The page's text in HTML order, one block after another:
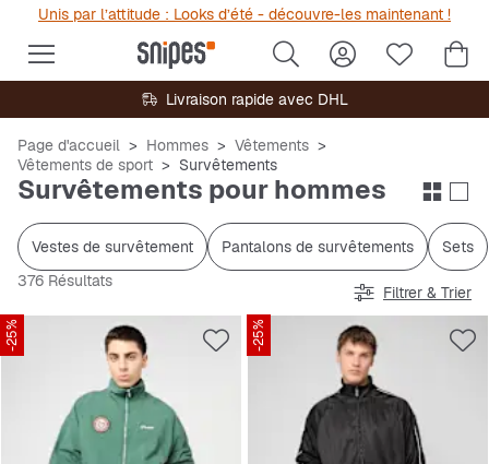
Unis par l’attitude : Looks d’été - découvre-les maintenant !
Livraison rapide avec DHL
Page d'accueil Hommes
Vêtements
Vêtements de sport
Survêtements
Survêtements pour hommes
Vestes de survêtement Pantalons de survêtements
Sets
376 Résultats
Filtrer & Trier
-25% -25%